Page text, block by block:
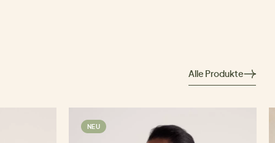
Alle Produkte
NEU